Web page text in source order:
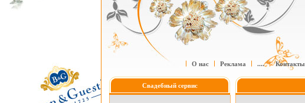
О нас Реклама .... Контакты
Свадебный сервис